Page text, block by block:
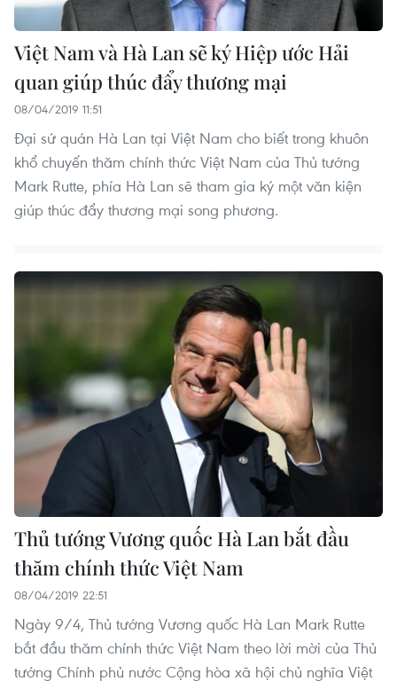
Việt Nam và Hà Lan sẽ ký Hiệp ước Hải
quan giúp thúc đẩy thương mại
08/04/2019 11:51
Đại sứ quán Hà Lan tại Việt Nam cho biết trong khuôn
khổ chuyến thăm chính thức Việt Nam của Thủ tướng
Mark Rutte, phía Hà Lan sẽ tham gia ký một văn kiện
giúp thúc đẩy thương mại song phương.
Thủ tướng Vương quốc Hà Lan bắt đầu
thăm chính thức Việt Nam
08/04/2019 22:51
Ngày 9/4, Thủ tướng Vương quốc Hà Lan Mark Rutte
bắt đầu thăm chính thức Việt Nam theo lời mời của Thủ
tướng Chính phủ nước Cộng hòa xã hội chủ nghĩa Việt